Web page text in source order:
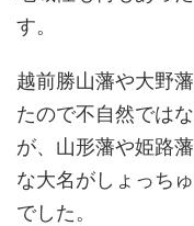
す。
越前勝山藩や大野
たので不自然では
が、山形藩や姫路
な大名がしょっち
でした。